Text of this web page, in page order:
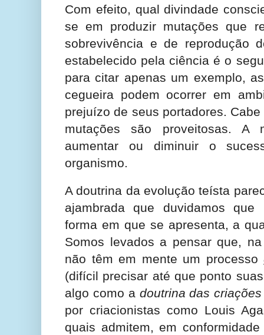
Com efeito, qual divindade
se em produzir mutações que
sobrevivência e de reprodução
estabelecido pela ciência é o
para citar apenas um exemplo,
cegueira podem ocorrer em
prejuízo de seus portadores.
mutações são proveitosas. A
aumentar ou diminuir o
organismo.
A doutrina da evolução teísta
ajambrada que duvidamos
forma em que se apresenta, a
Somos levados a pensar que,
não têm em mente um processo
(difícil precisar até que ponto
algo como a doutrina das
por criacionistas como Louis
quais admitem, em